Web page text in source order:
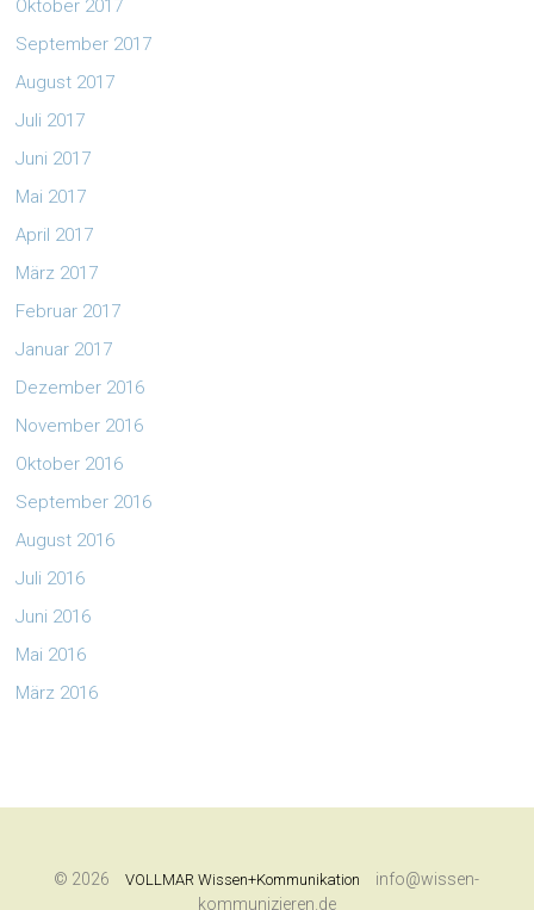
Oktober 2017
September 2017
August 2017
Juli 2017
Juni 2017
Mai 2017
April 2017
März 2017
Februar 2017
Januar 2017
Dezember 2016
November 2016
Oktober 2016
September 2016
August 2016
Juli 2016
Juni 2016
Mai 2016
März 2016
© 2026 VOLLMAR Wissen+Kommunikation
info@wissen-
kommunizieren.de